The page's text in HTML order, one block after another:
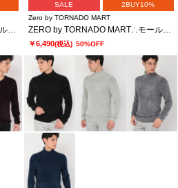
ZERO by TORNADO MART∴モールヤーンVネックニット
SALE
2BUY10%
Zero by TORNADO MART
ZERO by TORNADO MART∴モールヤーンタートルネックニット
￥6,490(税込) 50%OFF